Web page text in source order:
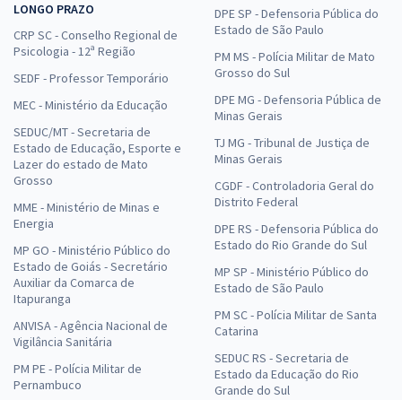
LONGO PRAZO
CRP SC - Conselho Regional de
Psicologia - 12ª Região
SEDF - Professor Temporário
MEC - Ministério da Educação
SEDUC/MT - Secretaria de
Estado de Educação, Esporte e
Lazer do estado de Mato
Grosso
MME - Ministério de Minas e
Energia
MP GO - Ministério Público do
Estado de Goiás - Secretário
Auxiliar da Comarca de
Itapuranga
ANVISA - Agência Nacional de
Vigilância Sanitária
PM PE - Polícia Militar de
Pernambuco
DPE SP - Defensoria Pública do
Estado de São Paulo
PM MS - Polícia Militar de Mato
Grosso do Sul
DPE MG - Defensoria Pública de
Minas Gerais
TJ MG - Tribunal de Justiça de
Minas Gerais
CGDF - Controladoria Geral do
Distrito Federal
DPE RS - Defensoria Pública do
Estado do Rio Grande do Sul
MP SP - Ministério Público do
Estado de São Paulo
PM SC - Polícia Militar de Santa
Catarina
SEDUC RS - Secretaria de
Estado da Educação do Rio
Grande do Sul